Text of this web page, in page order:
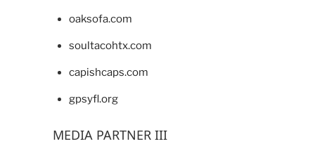
oaksofa.com
soultacohtx.com
capishcaps.com
gpsyfl.org
MEDIA PARTNER III